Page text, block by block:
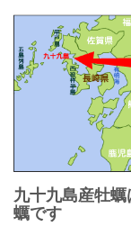
九十九島産牡
蠣です